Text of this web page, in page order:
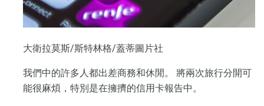
大衛拉莫斯/斯特林格/蓋蒂圖片社
我們中的許多人都出差商務和休閒。 將兩次旅行分開可
能很麻煩，特別是在擁擠的信用卡報告中。